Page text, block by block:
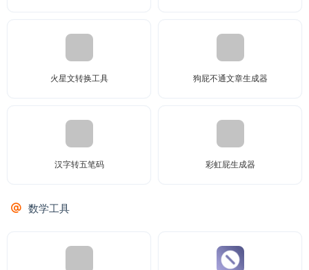
火星文转换工具 狗屁不通文章生成器
汉字转五笔码 彩虹屁生成器
数学工具